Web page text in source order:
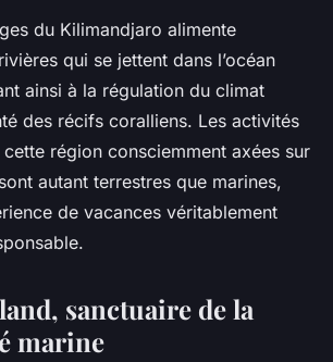
du Kilimandjaro alimente
qui se jettent dans l’océan
ainsi à la régulation du climat
des récifs coralliens. Les activités
région consciemment axées sur
autant terrestres que marines,
de vacances véritablement
sanctuaire de la
marine